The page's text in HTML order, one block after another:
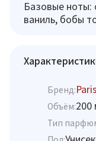
Базовые ноты:
ваниль, бобы
Бренд:
Объём:200
Тип